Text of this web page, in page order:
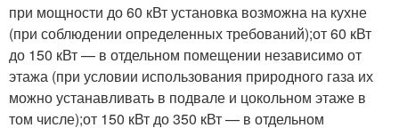
при мощности до 60 кВт установка возможна на кухне
(при соблюдении определенных требований);от 60 кВт
до 150 кВт — в отдельном помещении независимо от
этажа (при условии использования природного газа их
можно устанавливать в подвале и цокольном этаже в
том числе);от 150 кВт до 350 кВт — в отдельном